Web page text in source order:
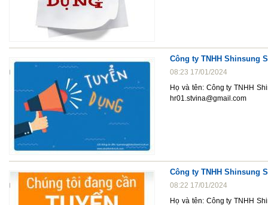
Công ty TNHH Shinsung
08:23 17/01/2024
Họ và tên: Công ty TNHH
hr01.stvina@gmail.com
Công ty TNHH Shinsung
08:22 17/01/2024
Họ và tên: Công ty TNHH